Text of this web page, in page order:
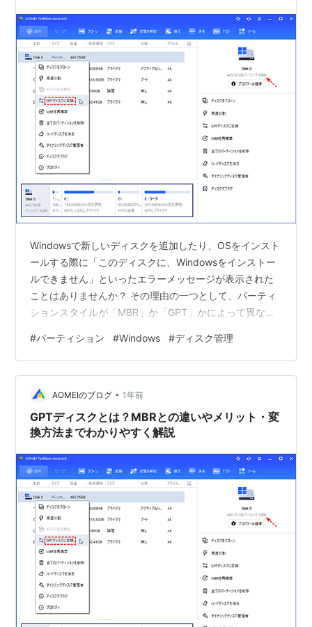
Windowsで新しいディスクを追加したり、OSをインスト
ールする際に「このディスクに、Windowsをインストー
ルできません」といったエラーメッセージが表示された
ことはありませんか？ その理由の一つとして、パーティ
ションスタイルが「MBR」か「GPT」かによって異なる
かりやすく説明し、Windows上でどちらのパーティショ
ンスタイルが使われているかを確認する方法を詳しくご
紹介します。 また、MBRからGPTへの変換についても触
れていますので、ディスク管理に不安を感じている方は
ぜひ参考にしてください。 MBRとGPTの違いをわかりや
すく解…
#パーティション #Windows #ディスク管理
AOMEIのブログ • 1年前
GPTディスクとは？MBRとの違いやメリット・変
換方法までわかりやすく解説